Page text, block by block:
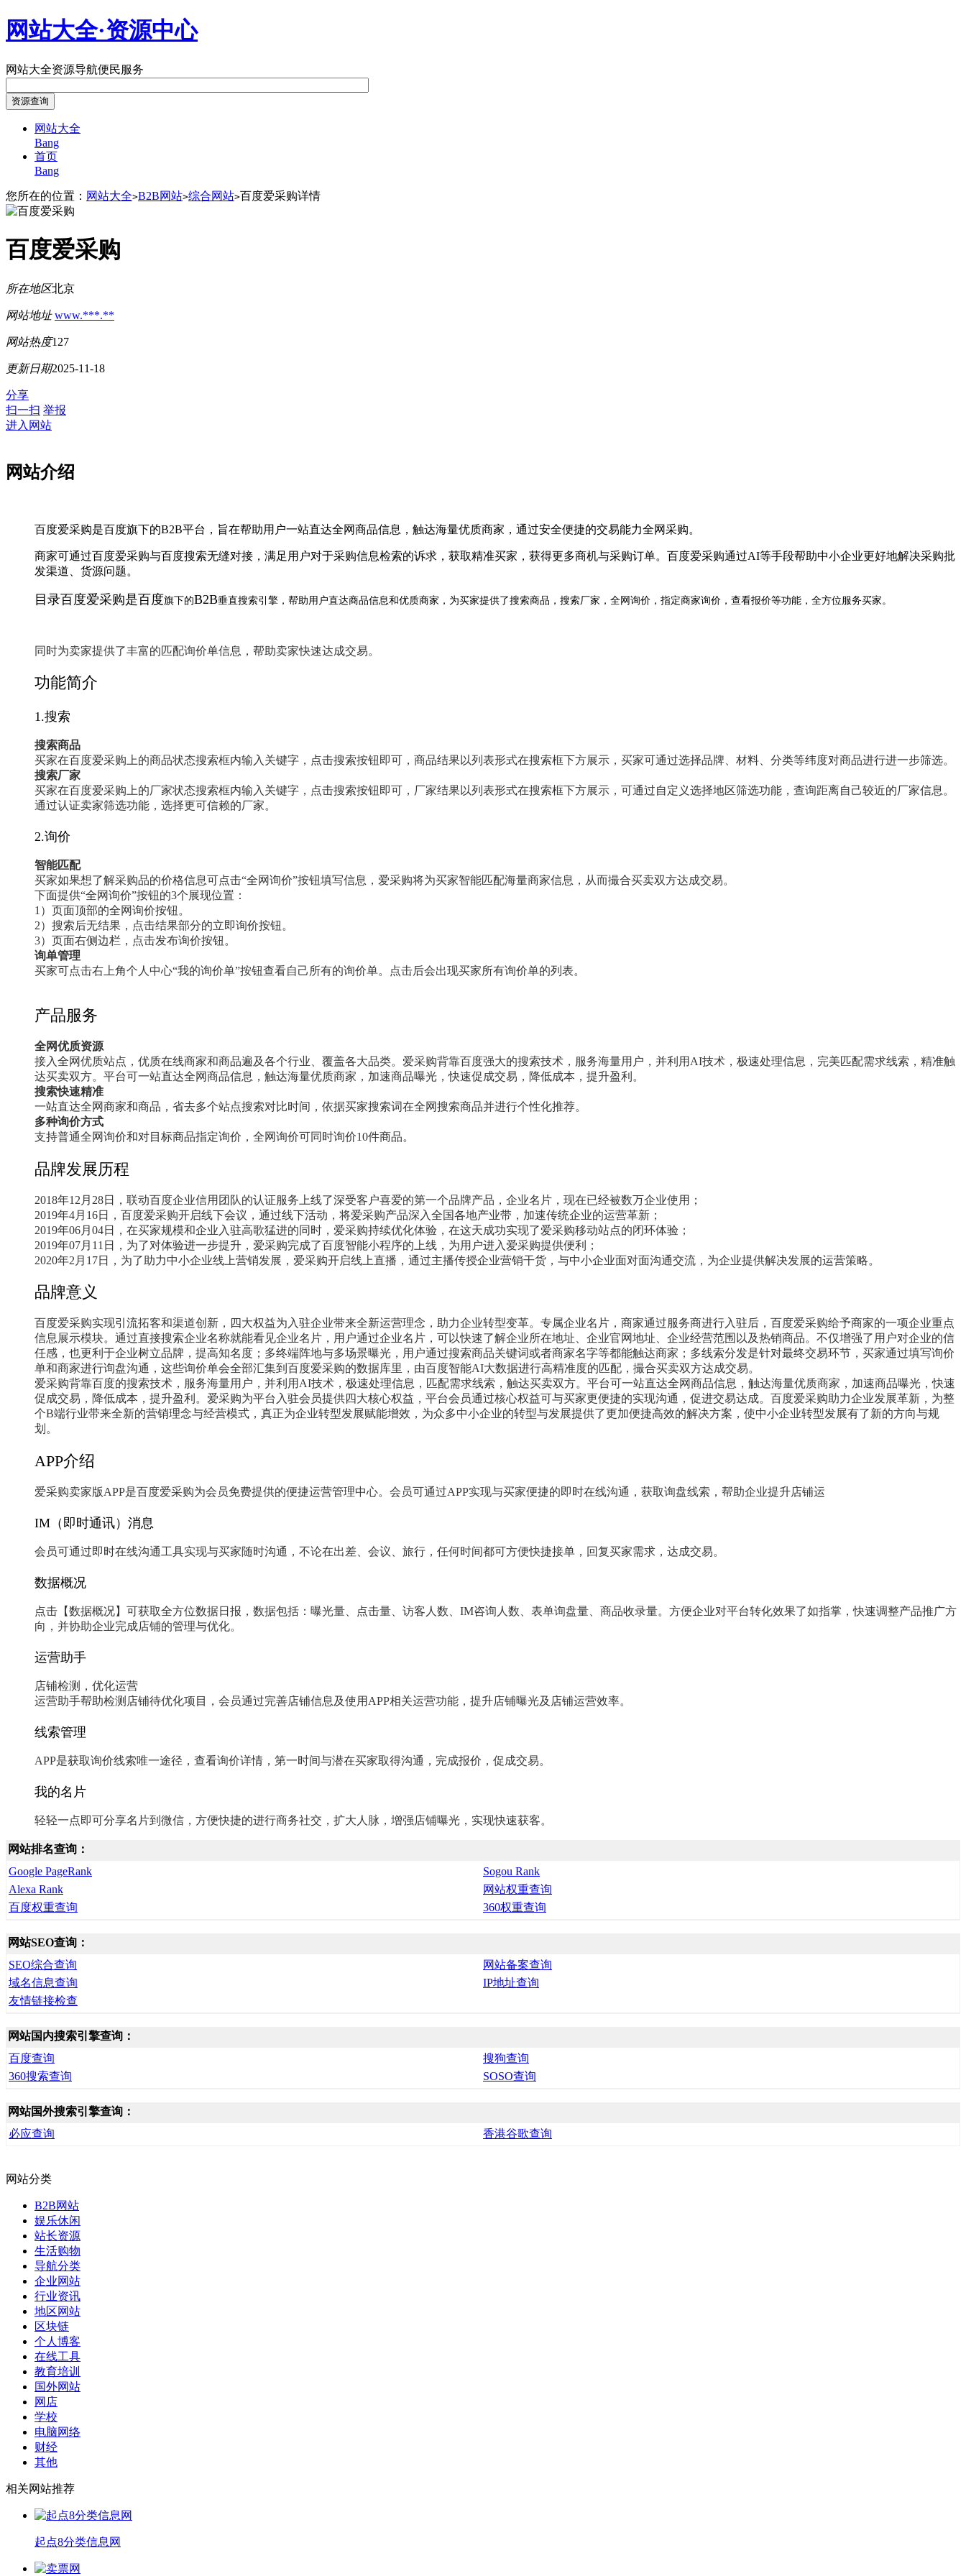
网站大全·资源中心
网站大全资源导航便民服务
网站大全
Bang
首页
Bang
您所在的位置： 网站大全>B2B网站>综合网站>百度爱采购详情
百度爱采购
所在地区北京
网站地址 www.***.**
网站热度127
更新日期2025-11-18
分享
扫一扫 举报
进入网站
网站介绍
百度爱采购是百度旗下的B2B平台，旨在帮助用户一站直达全网商品信息，触达海量优质商家，通过安全便捷的交易能力全网采购。
商家可通过百度爱采购与百度搜索无缝对接，满足用户对于采购信息检索的诉求，获取精准买家，获得更多商机与采购订单。百度爱采购通过AI等手段帮助中小企业更好地解决采购批
发渠道、货源问题。
目录百度爱采购是百度旗下的B2B垂直搜索引擎，帮助用户直达商品信息和优质商家，为买家提供了搜索商品，搜索厂家，全网询价，指定商家询价，查看报价等功能，全方位服务买家。
同时为卖家提供了丰富的匹配询价单信息，帮助卖家快速达成交易。
功能简介
1.搜索
搜索商品
买家在百度爱采购上的商品状态搜索框内输入关键字，点击搜索按钮即可，商品结果以列表形式在搜索框下方展示，买家可通过选择品牌、材料、分类等纬度对商品进行进一步筛选。
搜索厂家
买家在百度爱采购上的厂家状态搜索框内输入关键字，点击搜索按钮即可，厂家结果以列表形式在搜索框下方展示，可通过自定义选择地区筛选功能，查询距离自己较近的厂家信息。
通过认证卖家筛选功能，选择更可信赖的厂家。
2.询价
智能匹配
买家如果想了解采购品的价格信息可点击“全网询价”按钮填写信息，爱采购将为买家智能匹配海量商家信息，从而撮合买卖双方达成交易。
下面提供“全网询价”按钮的3个展现位置：
1）页面顶部的全网询价按钮。
2）搜索后无结果，点击结果部分的立即询价按钮。
3）页面右侧边栏，点击发布询价按钮。
询单管理
买家可点击右上角个人中心“我的询价单”按钮查看自己所有的询价单。点击后会出现买家所有询价单的列表。
产品服务
全网优质资源
接入全网优质站点，优质在线商家和商品遍及各个行业、覆盖各大品类。爱采购背靠百度强大的搜索技术，服务海量用户，并利用AI技术，极速处理信息，完美匹配需求线索，精准触
达买卖双方。平台可一站直达全网商品信息，触达海量优质商家，加速商品曝光，快速促成交易，降低成本，提升盈利。
搜索快速精准
一站直达全网商家和商品，省去多个站点搜索对比时间，依据买家搜索词在全网搜索商品并进行个性化推荐。
多种询价方式
支持普通全网询价和对目标商品指定询价，全网询价可同时询价10件商品。
品牌发展历程
2018年12月28日，联动百度企业信用团队的认证服务上线了深受客户喜爱的第一个品牌产品，企业名片，现在已经被数万企业使用；
2019年4月16日，百度爱采购开启线下会议，通过线下活动，将爱采购产品深入全国各地产业带，加速传统企业的运营革新；
2019年06月04日，在买家规模和企业入驻高歌猛进的同时，爱采购持续优化体验，在这天成功实现了爱采购移动站点的闭环体验；
2019年07月11日，为了对体验进一步提升，爱采购完成了百度智能小程序的上线，为用户进入爱采购提供便利；
2020年2月17日，为了助力中小企业线上营销发展，爱采购开启线上直播，通过主播传授企业营销干货，与中小企业面对面沟通交流，为企业提供解决发展的运营策略。
品牌意义
百度爱采购实现引流拓客和渠道创新，四大权益为入驻企业带来全新运营理念，助力企业转型变革。专属企业名片，商家通过服务商进行入驻后，百度爱采购给予商家的一项企业重点
信息展示模块。通过直接搜索企业名称就能看见企业名片，用户通过企业名片，可以快速了解企业所在地址、企业官网地址、企业经营范围以及热销商品。不仅增强了用户对企业的信
任感，也更利于企业树立品牌，提高知名度；多终端阵地与多场景曝光，用户通过搜索商品关键词或者商家名字等都能触达商家；多线索分发是针对最终交易环节，买家通过填写询价
单和商家进行询盘沟通，这些询价单会全部汇集到百度爱采购的数据库里，由百度智能AI大数据进行高精准度的匹配，撮合买卖双方达成交易。
爱采购背靠百度的搜索技术，服务海量用户，并利用AI技术，极速处理信息，匹配需求线索，触达买卖双方。平台可一站直达全网商品信息，触达海量优质商家，加速商品曝光，快速
促成交易，降低成本，提升盈利。爱采购为平台入驻会员提供四大核心权益，平台会员通过核心权益可与买家更便捷的实现沟通，促进交易达成。百度爱采购助力企业发展革新，为整
个B端行业带来全新的营销理念与经营模式，真正为企业转型发展赋能增效，为众多中小企业的转型与发展提供了更加便捷高效的解决方案，使中小企业转型发展有了新的方向与规
划。
APP介绍
爱采购卖家版APP是百度爱采购为会员免费提供的便捷运营管理中心。会员可通过APP实现与买家便捷的即时在线沟通，获取询盘线索，帮助企业提升店铺运
IM（即时通讯）消息
会员可通过即时在线沟通工具实现与买家随时沟通，不论在出差、会议、旅行，任何时间都可方便快捷接单，回复买家需求，达成交易。
数据概况
点击【数据概况】可获取全方位数据日报，数据包括：曝光量、点击量、访客人数、IM咨询人数、表单询盘量、商品收录量。方便企业对平台转化效果了如指掌，快速调整产品推广方
向，并协助企业完成店铺的管理与优化。
运营助手
店铺检测，优化运营
运营助手帮助检测店铺待优化项目，会员通过完善店铺信息及使用APP相关运营功能，提升店铺曝光及店铺运营效率。
线索管理
APP是获取询价线索唯一途径，查看询价详情，第一时间与潜在买家取得沟通，完成报价，促成交易。
我的名片
轻轻一点即可分享名片到微信，方便快捷的进行商务社交，扩大人脉，增强店铺曝光，实现快速获客。
网站排名查询：
Google PageRank
Sogou Rank
Alexa Rank
网站权重查询
百度权重查询
360权重查询
网站SEO查询：
SEO综合查询
网站备案查询
域名信息查询
IP地址查询
友情链接检查
网站国内搜索引擎查询：
百度查询
搜狗查询
360搜索查询
SOSO查询
网站国外搜索引擎查询：
必应查询
香港谷歌查询
网站分类
B2B网站
娱乐休闲
站长资源
生活购物
导航分类
企业网站
行业资讯
地区网站
区块链
个人博客
在线工具
教育培训
国外网站
网店
学校
电脑网络
财经
其他
相关网站推荐
起点8分类信息网